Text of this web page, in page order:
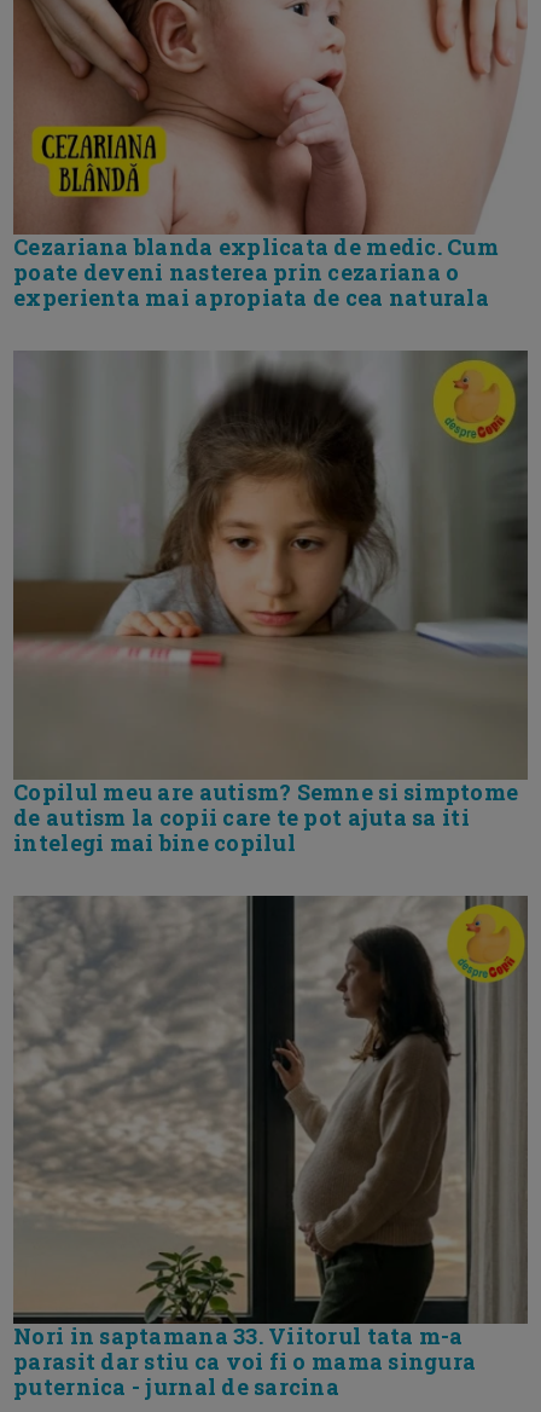
Cezariana blanda explicata de medic. Cum
poate deveni nasterea prin cezariana o
experienta mai apropiata de cea naturala
Copilul meu are autism? Semne si simptome
de autism la copii care te pot ajuta sa iti
intelegi mai bine copilul
Nori in saptamana 33. Viitorul tata m-a
parasit dar stiu ca voi fi o mama singura
puternica - jurnal de sarcina